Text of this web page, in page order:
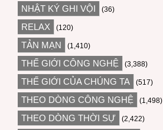
NHẬT KÝ GHI VỘI (36)
RELAX (120)
TẢN MẠN (1,410)
THẾ GIỚI CÔNG NGHỆ (3,388)
THẾ GIỚI CỦA CHÚNG TA (517)
THEO DÒNG CÔNG NGHỆ (1,498)
THEO DÒNG THỜI SỰ (2,422)